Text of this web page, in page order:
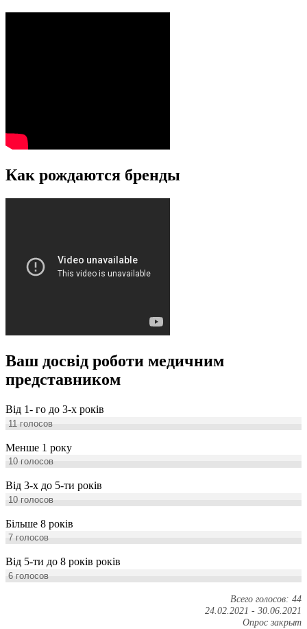
Как рождаются бренды
Ваш досвід роботи медичним
представником
Від 1- го до 3-х років
11 голосов
Менше 1 року
10 голосов
Від 3-х до 5-ти років
10 голосов
Більше 8 років
7 голосов
Від 5-ти до 8 років років
6 голосов
Всего голосов: 44
24.02.2021 - 30.06.2021
Опрос закрыт